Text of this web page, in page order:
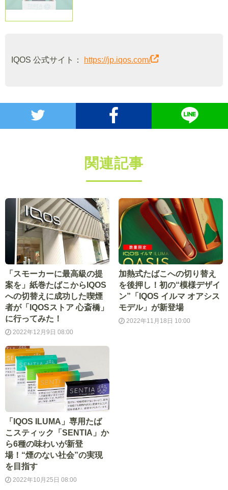
IQOS 公式サイト： https://jp.iqos.com/
関連記事
「スモーカーに最高級の提
案を」紙巻たばこからIQOS
への切替えに成功した喫煙
者が「IQOSストア 心斎橋」
に行ってみた！
2022年12月9日 08:00
加熱式たばこへの切り替え
を後押し！初の“模様デザイ
ン”「IQOS イルマ オアシス
モデル」が新登場
2022年11月18日 10:00
「IQOS ILUMA」専用たば
こスティック「SENTIA」か
ら6種の味わいが新登
場！“煙のない社会”の実現
を目指す
2022年10月25日 08:00